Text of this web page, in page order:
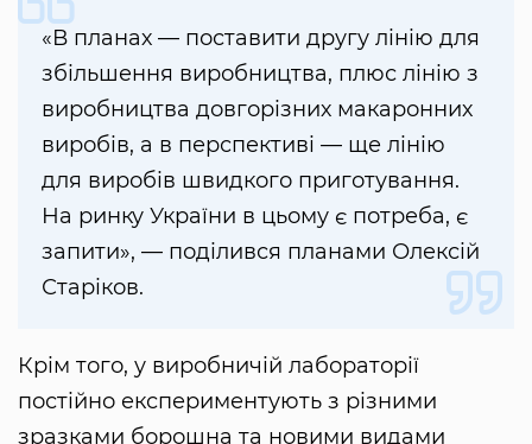
«В планах — поставити другу лінію для
збільшення виробництва, плюс лінію з
виробництва довгорізних макаронних
виробів, а в перспективі — ще лінію
для виробів швидкого приготування.
На ринку України в цьому є потреба, є
запити», — поділився планами Олексій
Старіков.
Крім того, у виробничій лабораторії
постійно експериментують з різними
зразками борошна та новими видами